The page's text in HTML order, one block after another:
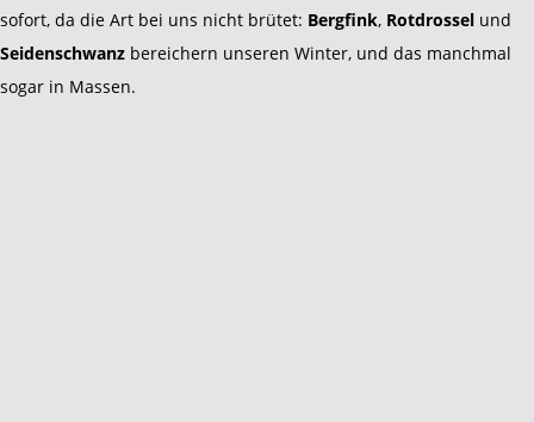
sofort, da die Art bei uns nicht brütet: Bergfink, Rotdrossel und
Seidenschwanz bereichern unseren Winter, und das manchmal
sogar in Massen.